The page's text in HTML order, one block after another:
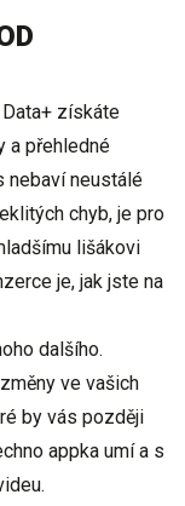
získáte
a přehledné
nebaví neustálé
chyb, je pro
lišákovi
je, jak jste na
dalšího.
ve vašich
by vás později
appka umí a s